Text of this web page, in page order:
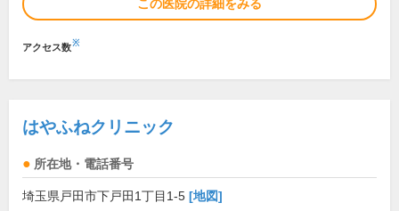
この医院の詳細をみる
アクセス数※
はやふねクリニック
所在地・電話番号
埼玉県戸田市下戸田1丁目1-5 [地図]